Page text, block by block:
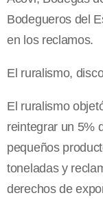
Bodegueros del
en los reclamos.
El ruralismo,
El ruralismo
reintegrar un 5%
pequeños
toneladas y
derechos de